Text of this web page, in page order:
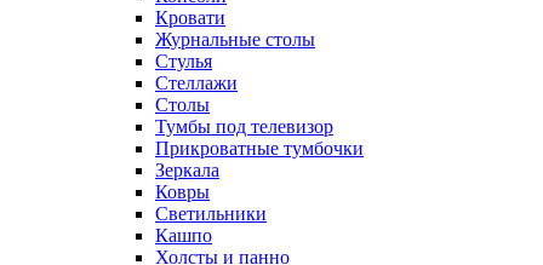
Кровати
Журнальные столы
Стулья
Стеллажи
Столы
Тумбы под телевизор
Прикроватные тумбочки
Зеркала
Ковры
Светильники
Кашпо
Холсты и панно